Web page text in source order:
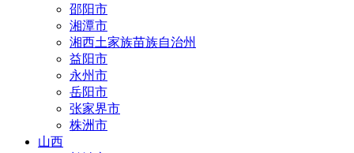
邵阳市
湘潭市
湘西土家族苗族自治州
益阳市
永州市
岳阳市
张家界市
株洲市
山西